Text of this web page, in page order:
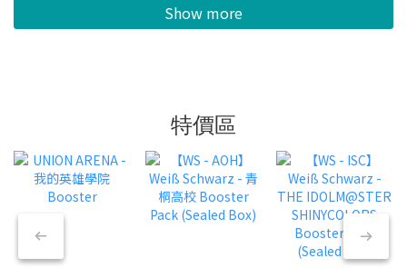
Show more
特價區